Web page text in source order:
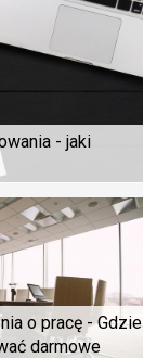
- jaki
o pracę - Gdzie
darmowe